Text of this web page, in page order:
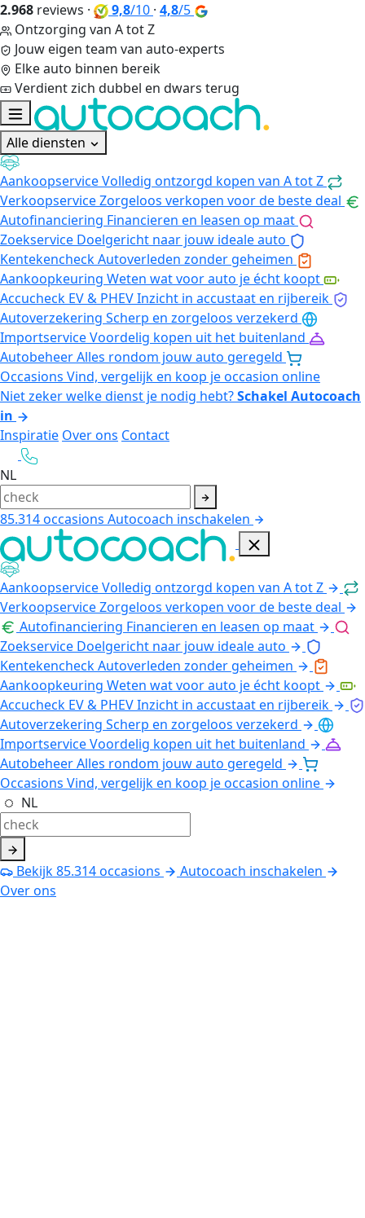
2.968 reviews · 9,8/10 · 4,8/5
Ontzorging van A tot Z
Jouw eigen team van auto-experts
Elke auto binnen bereik
Verdient zich dubbel en dwars terug
Alle diensten
AankoopserviceVolledig ontzorgd kopen van A tot Z
VerkoopserviceZorgeloos verkopen voor de beste deal
Autofinanciering Financieren en leasen op maat
Zoekservice Doelgericht naar jouw ideale auto
KentekencheckAutoverleden zonder geheimen
Aankoopkeuring Weten wat voor auto je écht koopt
Accucheck EV & PHEVInzicht in accustaat en rijbereik
Autoverzekering Scherp en zorgeloos verzekerd
ImportserviceVoordelig kopen uit het buitenland
AutobeheerAlles rondom jouw auto geregeld
Occasions Vind, vergelijk en koop je occasion online
Niet zeker welke dienst je nodig hebt?Schakel Autocoach
in
Inspiratie Over ons Contact
NL
85.314occasions Autocoach inschakelen
AankoopserviceVolledig ontzorgd kopen van A tot Z
VerkoopserviceZorgeloos verkopen voor de beste deal
Autofinanciering Financieren en leasen op maat
Zoekservice Doelgericht naar jouw ideale auto
KentekencheckAutoverleden zonder geheimen
Aankoopkeuring Weten wat voor auto je écht koopt
Accucheck EV & PHEVInzicht in accustaat en rijbereik
Autoverzekering Scherp en zorgeloos verzekerd
ImportserviceVoordelig kopen uit het buitenland
AutobeheerAlles rondom jouw auto geregeld
Occasions Vind, vergelijk en koop je occasion online
NL
Bekijk85.314occasions
Autocoach inschakelen
Over ons